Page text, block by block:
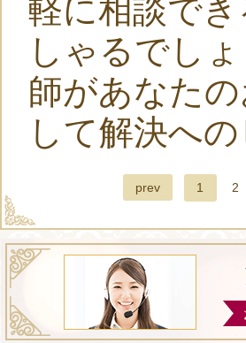
軽に相談で
しゃるでし
師があなた
して解決へ
prev 1 2